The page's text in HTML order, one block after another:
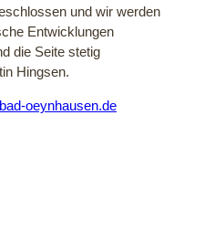
und wir werden
Entwicklungen
die Seite stetig
Hingsen.
oeynhausen.de